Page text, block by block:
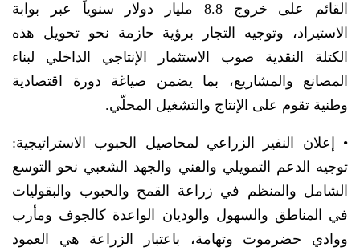
القائم على خروج 8.8 مليار دولار سنوياً عبر بوابة
الاستيراد، وتوجيه التجار برؤية حازمة نحو تحويل هذه
الكتلة النقدية صوب الاستثمار الإنتاجي الداخلي لبناء
المصانع والمشاريع، بما يضمن صياغة دورة اقتصادية
وطنية تقوم على الإنتاج والتشغيل المحلّي.
• إعلان النفير الزراعي لمحاصيل الحبوب الاستراتيجية:
توجيه الدعم التمويلي والفني والجهد الشعبي نحو التوسع
الشامل والمنظم في زراعة القمح والحبوب والبقوليات
في المناطق والسهول والوديان الواعدة كالجوف ومأرب
ووادي حضرموت وتهامة، باعتبار الزراعة هي العمود